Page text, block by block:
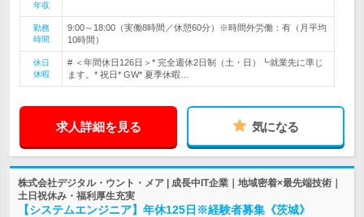
年収
勤務
時間
9:00～18:00（実働8時間／休憩60分）※時間外労働：有（月平均
10時間）
休日
休暇
# ＜年間休日126日＞* 完全週休2日制（土・日）┗就業先に準じ
ます。* 祝日* GW* 夏季休暇…
求人詳細を見る 気になる
株式会社デジタル・ウント・メア | 成長中IT企業｜地域密着×最先端技術｜
土日祝休み・福利厚生充実
【システムエンジニア】年休125日※経験者募集《茨城》